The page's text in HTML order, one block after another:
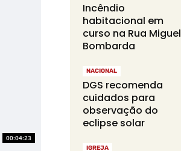
00:04:23
Incêndio
habitacional em
curso na Rua Miguel
Bombarda
NACIONAL
DGS recomenda
cuidados para
observação do
eclipse solar
IGREJA